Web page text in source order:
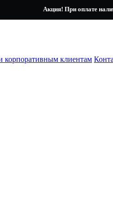
Акция! При оплате
корпоративным клиентам